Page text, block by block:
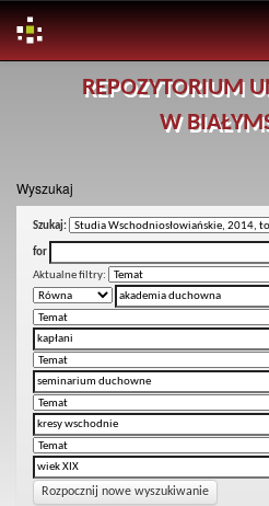
REPOZYTORIUM
W
Wyszukaj
Szukaj:
for
Aktualne filtry:
Rozpocznij nowe wyszukiwanie